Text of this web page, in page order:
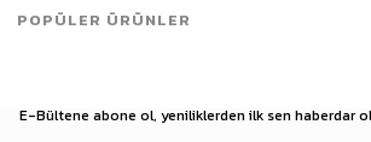
E-Bültene abone ol, yeniliklerden ilk sen haberdar
POPÜLER ÜRÜNLER